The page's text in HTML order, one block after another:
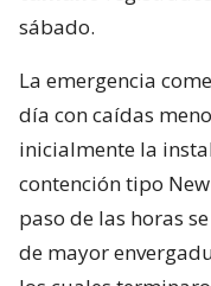
sábado.
La emergencia
día con caídas
inicialmente la
contención tipo
paso de las horas
de mayor